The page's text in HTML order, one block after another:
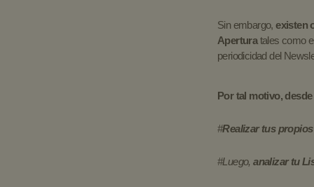
Sin embargo,existen
Aperturatales como
periodicidad del
Por tal motivo,
#Realizar tus propios
#Luego,analizar tu